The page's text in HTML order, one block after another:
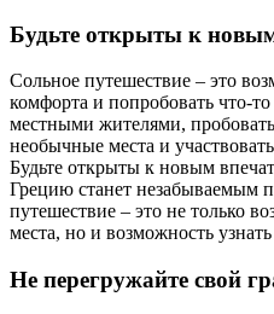
Будьте открыты к
Сольное путешествие – это
комфорта и попробовать что-
местными жителями,
необычные места и
Будьте открыты к новым
Грецию станет незабываемым
путешествие – это не только
места, но и возможность
Не перегружайте свой